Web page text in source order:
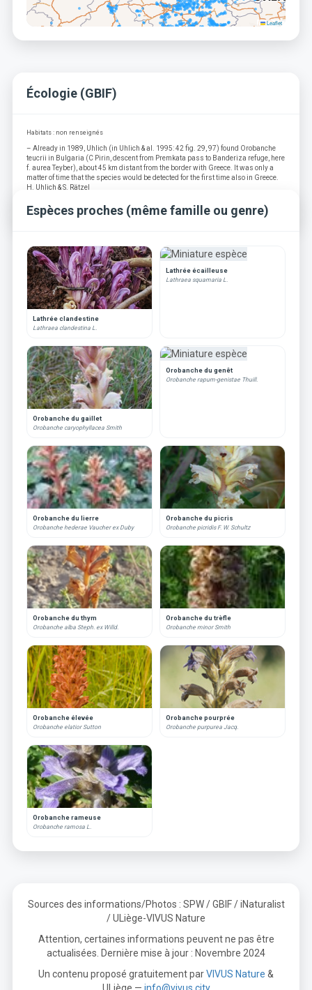
Leaflet
Écologie (GBIF)
Habitats : non renseignés
– Already in 1989, Uhlich (in Uhlich & al. 1995: 42 fig. 29, 97) found Orobanche
teucrii in Bulgaria (C Pirin, descent from Premkata pass to Banderiza refuge, here
f. aurea Teyber), about 45 km distant from the border with Greece. It was only a
matter of time that the species would be detected for the first time also in Greece.
H. Uhlich & S. Rätzel
Source : Euro + Med-Checklist Notulae, 17
Espèces proches (même famille ou genre)
Lathrée clandestine
Lathraea clandestina L.
Lathrée écailleuse
Lathraea squamaria L.
Orobanche du gaillet
Orobanche caryophyllacea Smith
Orobanche du genêt
Orobanche rapum-genistae Thuill.
Orobanche du lierre
Orobanche hederae Vaucher ex Duby
Orobanche du picris
Orobanche picridis F. W. Schultz
Orobanche du thym
Orobanche alba Steph. ex Willd.
Orobanche du trèfle
Orobanche minor Smith
Orobanche élevée
Orobanche elatior Sutton
Orobanche pourprée
Orobanche purpurea Jacq.
Orobanche rameuse
Orobanche ramosa L.
Sources des informations/Photos : SPW / GBIF / iNaturalist
/ ULiège-VIVUS Nature
Attention, certaines informations peuvent ne pas être
actualisées. Dernière mise à jour : Novembre 2024
Un contenu proposé gratuitement parVIVUS Nature &